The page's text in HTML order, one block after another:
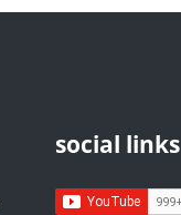
social links